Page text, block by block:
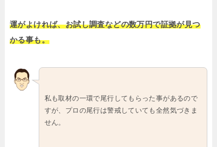
運がよければ、お試し調査などの数万円で証拠が見つ
かる事も。
私も取材の一環で尾行してもらった事があるので
すが、プロの尾行は警戒していても全然気づきま
せん。